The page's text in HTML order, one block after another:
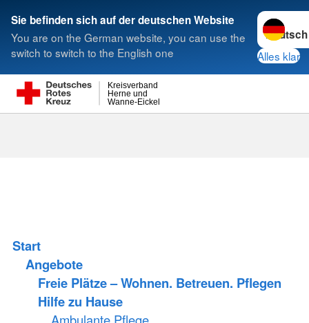
Sie befinden sich auf der deutschen Website
You are on the German website, you can use the
switch to switch to the English one
Sprache
Alles klar
Wanne-Eickel
Herne und
Kreisverband
Suche
Start
Angebote
Freie Plätze – Wohnen. Betreuen. Pflegen
Hilfe zu Hause